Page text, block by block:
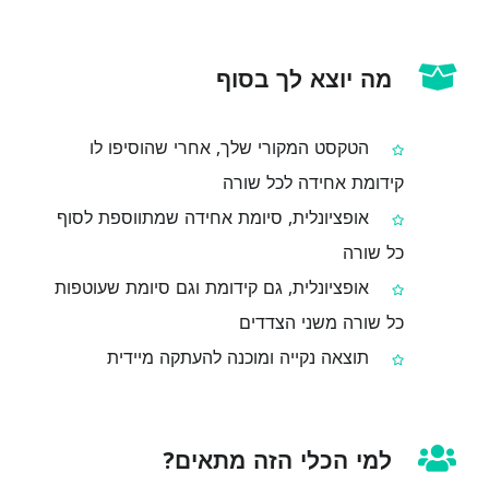
מה יוצא לך בסוף
הטקסט המקורי שלך, אחרי שהוסיפו לו
קידומת אחידה לכל שורה
אופציונלית, סיומת אחידה שמתווספת לסוף
כל שורה
אופציונלית, גם קידומת וגם סיומת שעוטפות
כל שורה משני הצדדים
תוצאה נקייה ומוכנה להעתקה מיידית
למי הכלי הזה מתאים?